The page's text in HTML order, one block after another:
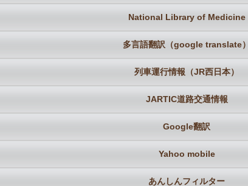
National Library of Medicine
多言語翻訳（google translate）
列車運行情報（JR西日本）
JARTIC道路交通情報
Google翻訳
Yahoo mobile
あんしんフィルター